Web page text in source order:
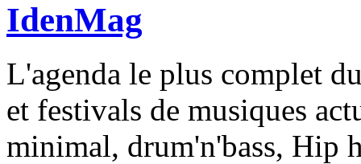
IdenMag
L'agenda le plus complet
et festivals de musiques
minimal, drum'n'bass, Hip